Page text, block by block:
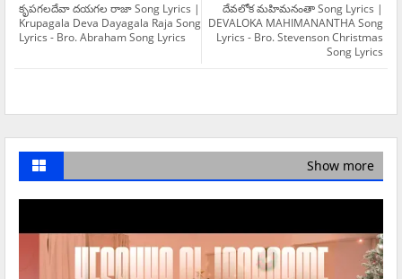
దేవలోక మహిమనంతా Song Lyrics |
DEVALOKA MAHIMANANTHA Song
Lyrics - Bro. Stevenson Christmas
Song Lyrics
కృపగలదేవా దయగల రాజా Song Lyrics |
Krupagala Deva Dayagala Raja Song
Lyrics - Bro. Abraham Song Lyrics
Show more